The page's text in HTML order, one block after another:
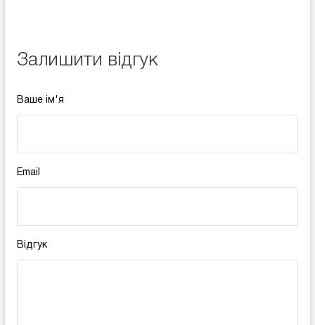
Залишити відгук
Ваше ім'я
Email
Відгук